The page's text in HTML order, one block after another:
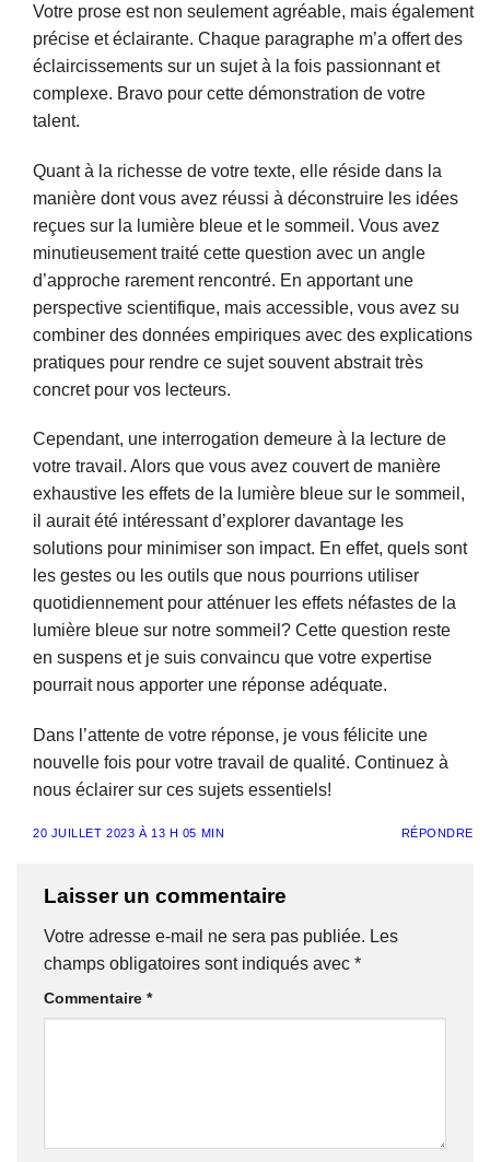
Votre prose est non seulement agréable, mais également
précise et éclairante. Chaque paragraphe m’a offert des
éclaircissements sur un sujet à la fois passionnant et
complexe. Bravo pour cette démonstration de votre
talent.
Quant à la richesse de votre texte, elle réside dans la
manière dont vous avez réussi à déconstruire les idées
reçues sur la lumière bleue et le sommeil. Vous avez
minutieusement traité cette question avec un angle
d’approche rarement rencontré. En apportant une
perspective scientifique, mais accessible, vous avez su
combiner des données empiriques avec des explications
pratiques pour rendre ce sujet souvent abstrait très
concret pour vos lecteurs.
Cependant, une interrogation demeure à la lecture de
votre travail. Alors que vous avez couvert de manière
exhaustive les effets de la lumière bleue sur le sommeil,
il aurait été intéressant d’explorer davantage les
solutions pour minimiser son impact. En effet, quels sont
les gestes ou les outils que nous pourrions utiliser
quotidiennement pour atténuer les effets néfastes de la
lumière bleue sur notre sommeil? Cette question reste
en suspens et je suis convaincu que votre expertise
pourrait nous apporter une réponse adéquate.
Dans l’attente de votre réponse, je vous félicite une
nouvelle fois pour votre travail de qualité. Continuez à
nous éclairer sur ces sujets essentiels!
20 JUILLET 2023 À 13 H 05 MIN RÉPONDRE
Laisser un commentaire
Votre adresse e-mail ne sera pas publiée. Les
champs obligatoires sont indiqués avec *
Commentaire *